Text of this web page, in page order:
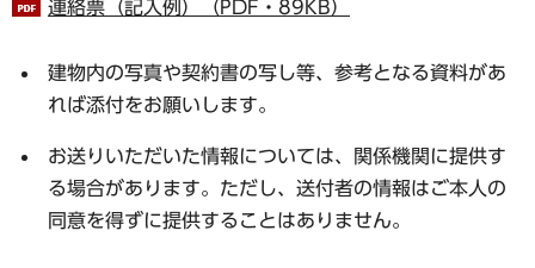
連絡票（記入例）（PDF・89KB）
建物内の写真や契約書の写し等、参考となる資料があ
れば添付をお願いします。
お送りいただいた情報については、関係機関に提供す
る場合があります。ただし、送付者の情報はご本人の
同意を得ずに提供することはありません。